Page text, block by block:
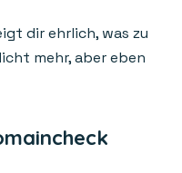
dir ehrlich, was zu
mehr, aber eben